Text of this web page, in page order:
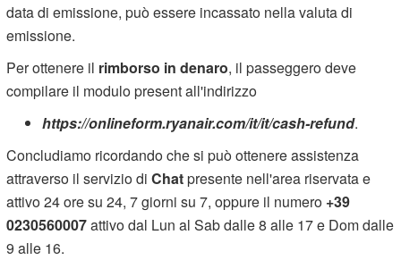
data di emissione, può essere incassato nella valuta di
emissione.
Per ottenere il rimborso in denaro, il passeggero deve
compilare il modulo present all'indirizzo
https://onlineform.ryanair.com/it/it/cash-refund.
Concludiamo ricordando che si può ottenere assistenza
attraverso il servizio diChatpresente nell'area riservata e
attivo 24 ore su 24, 7 giorni su 7, oppure il numero +39
0230560007attivo dal Lun al Sab dalle 8 alle 17 e Dom dalle
9 alle 16.